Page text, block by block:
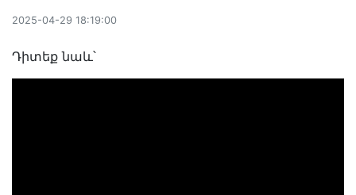
2025-04-29 18:19:00
Դիտեք նաև՝